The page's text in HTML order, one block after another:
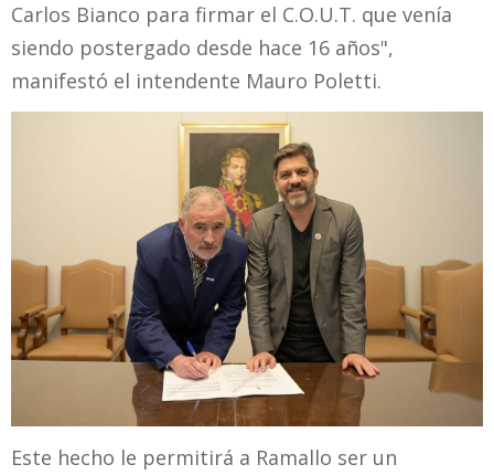
Carlos Bianco para firmar el C.O.U.T. que venía
siendo postergado desde hace 16 años",
manifestó el intendente Mauro Poletti.
Este hecho le permitirá a Ramallo ser un